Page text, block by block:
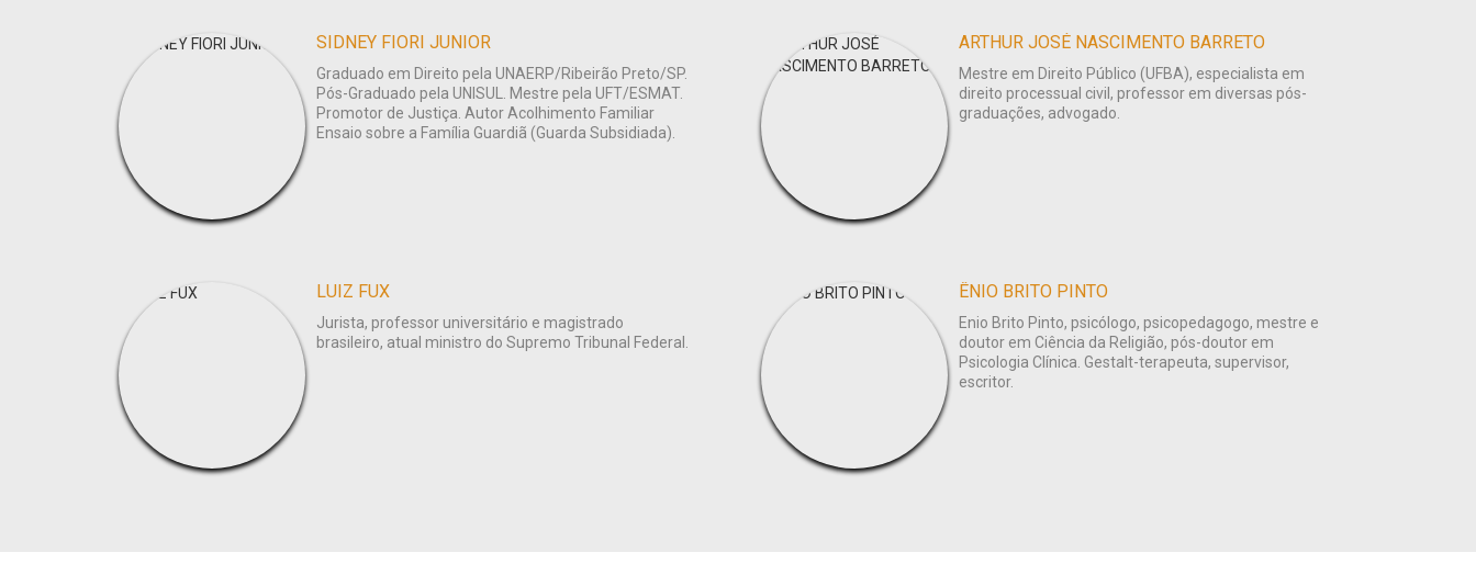
SIDNEY FIORI JUNIOR
Graduado em Direito pela UNAERP/Ribeirão Preto/SP.
Pós-Graduado pela UNISUL. Mestre pela UFT/ESMAT.
Promotor de Justiça. Autor Acolhimento Familiar
Ensaio sobre a Família Guardiã (Guarda Subsidiada).
ARTHUR JOSÉ NASCIMENTO BARRETO
Mestre em Direito Público (UFBA), especialista em
direito processual civil, professor em diversas pós-
graduações, advogado.
LUIZ FUX
Jurista, professor universitário e magistrado
brasileiro, atual ministro do Supremo Tribunal Federal.
ÊNIO BRITO PINTO
Enio Brito Pinto, psicólogo, psicopedagogo, mestre e
doutor em Ciência da Religião, pós-doutor em
Psicologia Clínica. Gestalt-terapeuta, supervisor,
escritor.